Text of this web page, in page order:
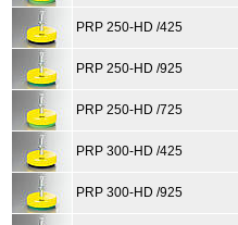
PRP 250-HD /425
PRP 250-HD /925
PRP 250-HD /725
PRP 300-HD /425
PRP 300-HD /925